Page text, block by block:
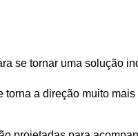
se tornar uma solução
a direção muito